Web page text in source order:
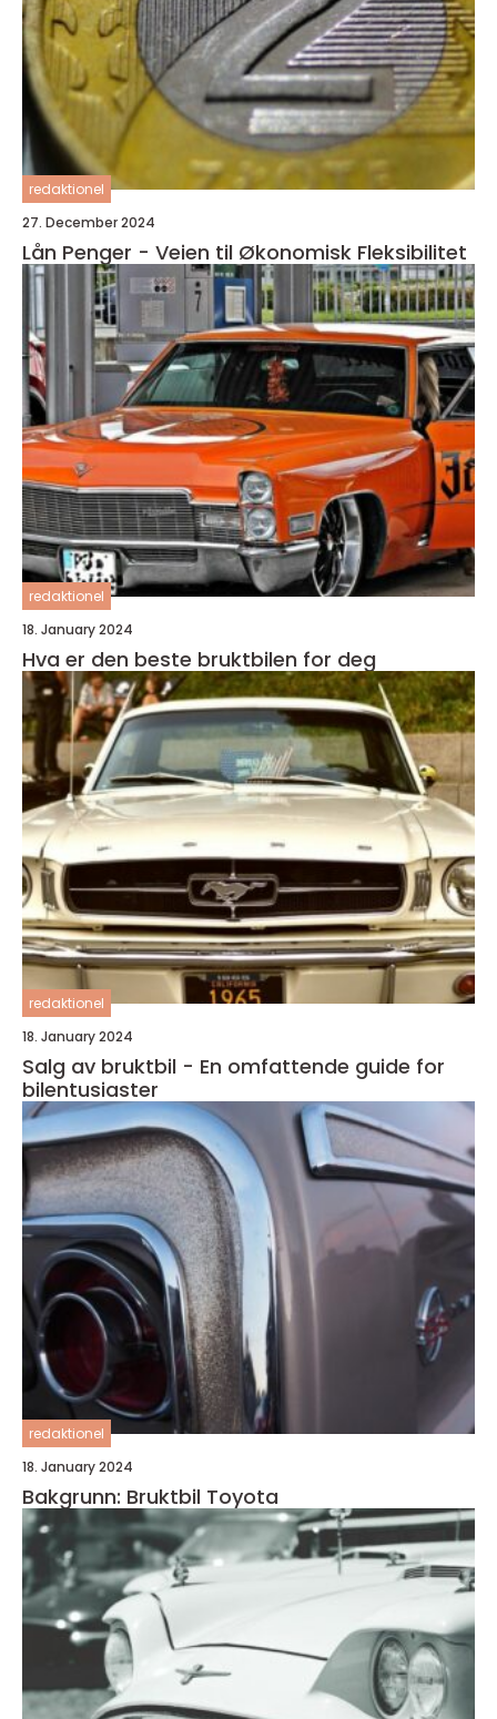
redaktionel
27. December 2024
Lån Penger - Veien til Økonomisk Fleksibilitet
redaktionel
18. January 2024
Hva er den beste bruktbilen for deg
redaktionel
18. January 2024
Salg av bruktbil - En omfattende guide for
bilentusiaster
redaktionel
18. January 2024
Bakgrunn: Bruktbil Toyota